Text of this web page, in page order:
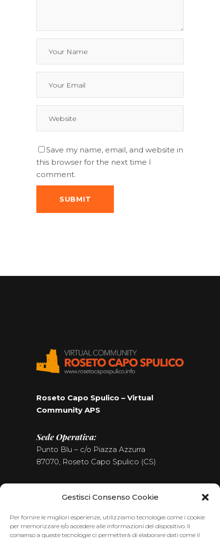
Gestisci Consenso Cookie
Per fornire le migliori esperienze, utilizziamo tecnologie come i cookie
per memorizzare e/o accedere alle informazioni del dispositivo. Il
consenso a queste tecnologie ci permetterà di elaborare dati come il
Save my name, email, and website in
this browser for the next time I
comment.
Roseto Capo Spulico – Virtual
Community APS
Sede Operativa:
Punto Blu – c/o Piazza Azzurra
87070, Roseto Capo Spulico (CS)
Seguici sui Social